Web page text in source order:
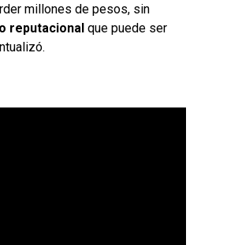
millones de pesos, sin
reputacional que puede ser